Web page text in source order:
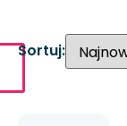
Sortuj: